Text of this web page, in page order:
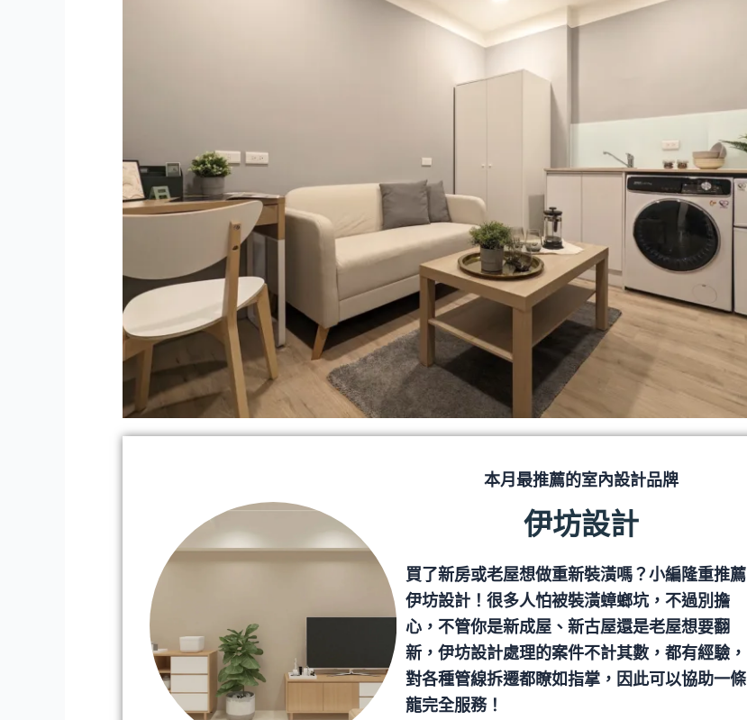
本月最推薦的室內設計品牌
伊坊設計
買了新房或老屋想做重新裝潢嗎？小編隆重推薦
伊坊設計！很多人怕被裝潢蟑螂坑，不過別擔
心，不管你是新成屋、新古屋還是老屋想要翻
新，伊坊設計處理的案件不計其數，都有經驗，
對各種管線拆遷都瞭如指掌，因此可以協助一條
龍完全服務！